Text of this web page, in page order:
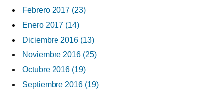
Febrero 2017 (23)
Enero 2017 (14)
Diciembre 2016 (13)
Noviembre 2016 (25)
Octubre 2016 (19)
Septiembre 2016 (19)